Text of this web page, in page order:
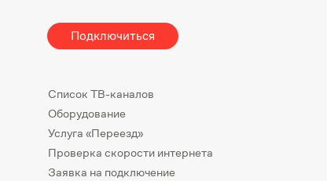
Подключиться
Список ТВ-каналов
Оборудование
Услуга «Переезд»
Проверка скорости интернета
Заявка на подключение